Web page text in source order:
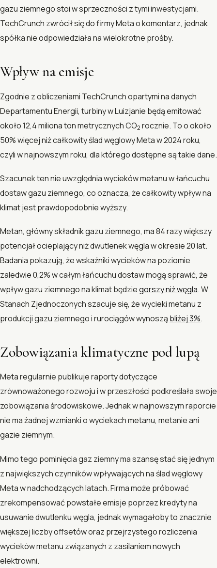
gazu ziemnego stoi w sprzeczności z tymi inwestycjami.
TechCrunch zwrócił się do firmy Meta o komentarz, jednak
spółka nie odpowiedziała na wielokrotne prośby.
Wpływ na emisje
Zgodnie z obliczeniami TechCrunch opartymi na danych
Departamentu Energii, turbiny w Luizjanie będą emitować
około 12,4 miliona ton metrycznych CO2 rocznie. To o około
50% więcej niż całkowity ślad węglowy Meta w 2024 roku,
czyli w najnowszym roku, dla którego dostępne są takie dane.
Szacunek ten nie uwzględnia wycieków metanu w łańcuchu
dostaw gazu ziemnego, co oznacza, że całkowity wpływ na
klimat jest prawdopodobnie wyższy.
Metan, główny składnik gazu ziemnego, ma 84 razy większy
potencjał ocieplający niż dwutlenek węgla w okresie 20 lat.
Badania pokazują, że wskaźniki wycieków na poziomie
zaledwie 0,2% w całym łańcuchu dostaw mogą sprawić, że
wpływ gazu ziemnego na klimat będziegorszy niż węgla. W
Stanach Zjednoczonych szacuje się, że wycieki metanu z
produkcji gazu ziemnego i rurociągów wynoszą bliżej 3%.
Zobowiązania klimatyczne pod lupą
Meta regularnie publikuje raporty dotyczące
zrównoważonego rozwoju i w przeszłości podkreślała swoje
zobowiązania środowiskowe. Jednak w najnowszym raporcie
nie ma żadnej wzmianki o wyciekach metanu, metanie ani
gazie ziemnym.
Mimo tego pominięcia gaz ziemny ma szansę stać się jednym
z największych czynników wpływających na ślad węglowy
Meta w nadchodzących latach. Firma może próbować
zrekompensować powstałe emisje poprzez kredyty na
usuwanie dwutlenku węgla, jednak wymagałoby to znacznie
większej liczby offsetów oraz przejrzystego rozliczenia
wycieków metanu związanych z zasilaniem nowych
elektrowni.